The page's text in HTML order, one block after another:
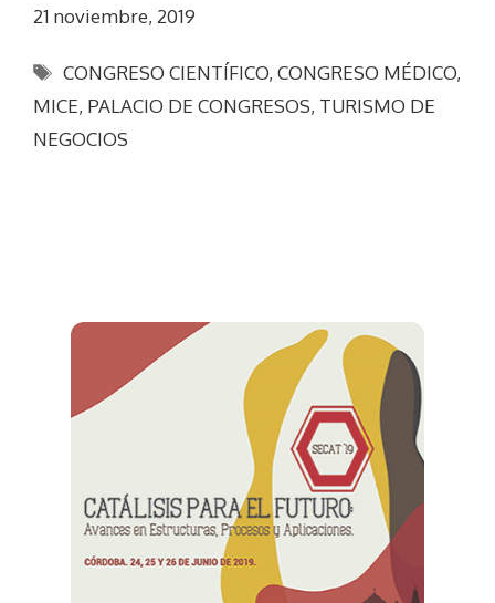
21 noviembre, 2019
Etiquetas
CONGRESO CIENTÍFICO,CONGRESO MÉDICO,
MICE, PALACIO DE CONGRESOS, TURISMO DE
NEGOCIOS